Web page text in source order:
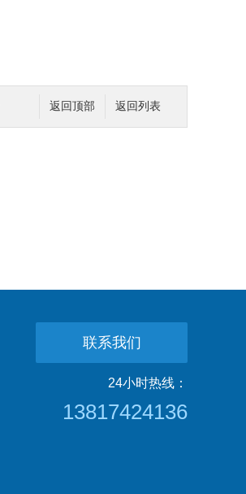
返回列表
返回顶部
联系我们
24小时热线：
13817424136